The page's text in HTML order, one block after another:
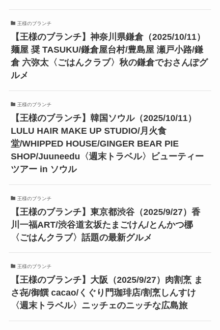
王様のブランチ
【王様のブランチ】神奈川県鎌倉（2025/10/11）
麺屋 奨 TASUKU/鎌倉屋台村/豊島屋 瀬戸小路/鎌
倉 六弥太〈ごはんクラブ〉秋の鎌倉でおさんぽグ
ルメ
王様のブランチ
【王様のブランチ】韓国ソウル（2025/10/11）
LULU HAIR MAKE UP STUDIO/月火食
堂/WHIPPED HOUSE/GINGER BEAR PIE
SHOP/Juuneedu〈週末トラベル〉ビューティー
ツアー in ソウル
王様のブランチ
【王様のブランチ】東京都渋谷（2025/9/27）香
川一福ART/渋谷道玄坂たまごけん/とんかつ梛
〈ごはんクラブ〉話題の最新グルメ
王様のブランチ
【王様のブランチ】大阪（2025/9/27）肉割烹 ま
さ㐂/御饌 cacao/くぐり門珈琲店/割烹しんすけ
〈週末トラベル〉ニッチェのニッチな広島旅